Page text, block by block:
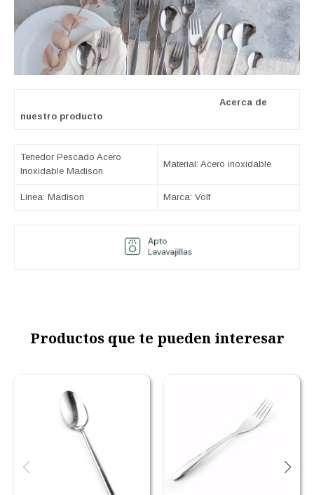
Acerca de
nuestro producto
Tenedor Pescado Acero
Inoxidable Madison
Material: Acero inoxidable
Linea: Madison Marca: Volf
Productos que te pueden interesar